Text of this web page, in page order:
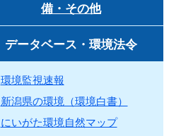
備・その他
データベース・環境法令
環境監視速報
新潟県の環境（環境白書）
にいがた環境自然マップ